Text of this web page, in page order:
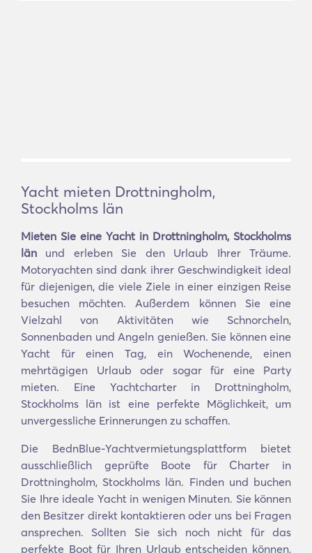
Yacht mieten Drottningholm,
Stockholms län
Mieten Sie eine Yacht in Drottningholm, Stockholms
län und erleben Sie den Urlaub Ihrer Träume.
Motoryachten sind dank ihrer Geschwindigkeit ideal
für diejenigen, die viele Ziele in einer einzigen Reise
besuchen möchten. Außerdem können Sie eine
Vielzahl von Aktivitäten wie Schnorcheln,
Sonnenbaden und Angeln genießen. Sie können eine
Yacht für einen Tag, ein Wochenende, einen
mehrtägigen Urlaub oder sogar für eine Party
mieten. Eine Yachtcharter in Drottningholm,
Stockholms län ist eine perfekte Möglichkeit, um
unvergessliche Erinnerungen zu schaffen.
Die BednBlue-Yachtvermietungsplattform bietet
ausschließlich geprüfte Boote für Charter in
Drottningholm, Stockholms län. Finden und buchen
Sie Ihre ideale Yacht in wenigen Minuten. Sie können
den Besitzer direkt kontaktieren oder uns bei Fragen
ansprechen. Sollten Sie sich noch nicht für das
perfekte Boot für Ihren Urlaub entscheiden können,